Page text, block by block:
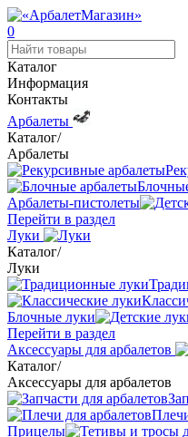
0
Каталог
Информация
Контакты
Арбалеты
Каталог/
Арбалеты
Арбалеты-пистолеты
Перейти в раздел
Луки
Каталог/
Луки
Блочные луки
Перейти в раздел
Аксессуары для арбалетов
Каталог/
Аксессуары для арбалетов
Прицелы